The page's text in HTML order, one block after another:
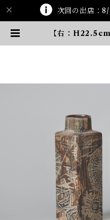
次回の出店：
【右：